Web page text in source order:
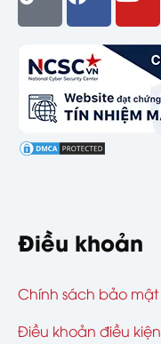
Điều khoản
Chính sách bảo mật
Điều khoản điều kiện